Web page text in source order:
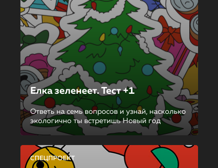
Елка зеленеет. Тест +1
Ответь на семь вопросов и узнай, насколько
экологично ты встретишь Новый год
СПЕЦПРОЕКТ